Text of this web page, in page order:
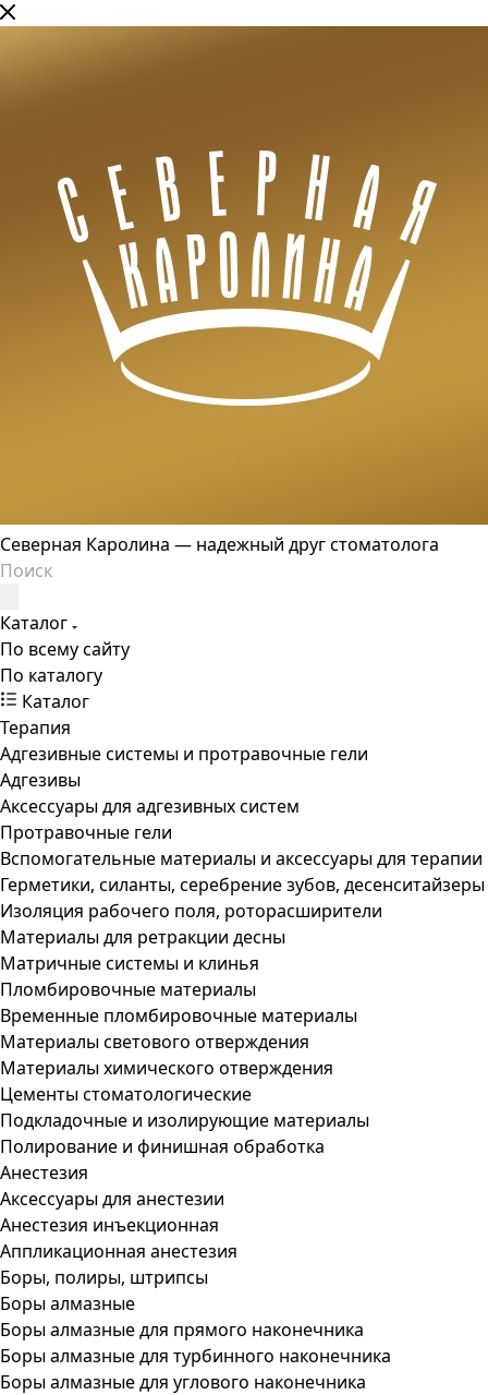
Северная Каролина — надежный друг стоматолога
Каталог
По всему сайту
По каталогу
Каталог
Терапия
Адгезивные системы и протравочные гели
Адгезивы
Аксессуары для адгезивных систем
Протравочные гели
Вспомогательные материалы и аксессуары для терапии
Герметики, силанты, серебрение зубов, десенситайзеры
Изоляция рабочего поля, роторасширители
Материалы для ретракции десны
Матричные системы и клинья
Пломбировочные материалы
Временные пломбировочные материалы
Материалы светового отверждения
Материалы химического отверждения
Цементы стоматологические
Подкладочные и изолирующие материалы
Полирование и финишная обработка
Анестезия
Аксессуары для анестезии
Анестезия инъекционная
Аппликационная анестезия
Боры, полиры, штрипсы
Боры алмазные
Боры алмазные для прямого наконечника
Боры алмазные для турбинного наконечника
Боры алмазные для углового наконечника